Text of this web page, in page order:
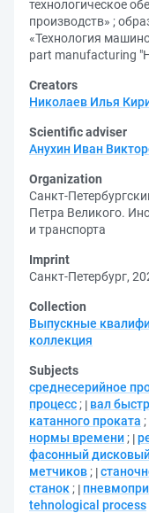
технологическое
производств» ;
«Технология
part manufacturing
Creators
Николаев Илья
Scientific adviser
Анухин Иван
Organization
Санкт-
Петра Великого.
и транспорта
Imprint
Санкт-Петербург,
Collection
Выпускные
коллекция
Subjects
среднесерийное
процесс ; вал
катанного проката ;
нормы времени ;
фасонный
метчиков ;
станок ;
tehnological process